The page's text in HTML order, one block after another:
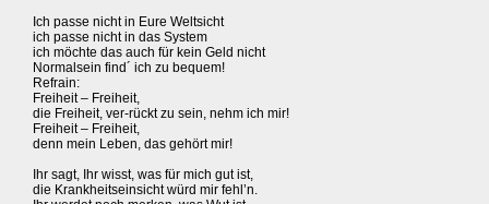
Ich passe nicht in Eure Weltsicht
ich passe nicht in das System
ich möchte das auch für kein Geld nicht
Normalsein find´ ich zu bequem!
Refrain:
Freiheit – Freiheit,
die Freiheit, ver-rückt zu sein, nehm ich mir!
Freiheit – Freiheit,
denn mein Leben, das gehört mir!
Ihr sagt, Ihr wisst, was für mich gut ist,
die Krankheitseinsicht würd mir fehl’n.